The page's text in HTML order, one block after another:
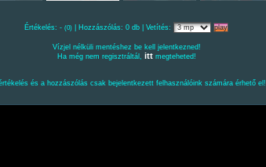
Értékelés: - (0) | Hozzászólás: 0 db | Vetítés:
Vízjel nélküli mentéshez be kell jelentkezned!
Ha még nem regisztráltál, ittmegteheted!
és a hozzászólás csak bejelentkezett felhasználóink számára érhető el!